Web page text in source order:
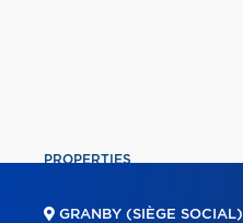
PROPERTIES
GRANBY (SIÈGE SOCIAL)